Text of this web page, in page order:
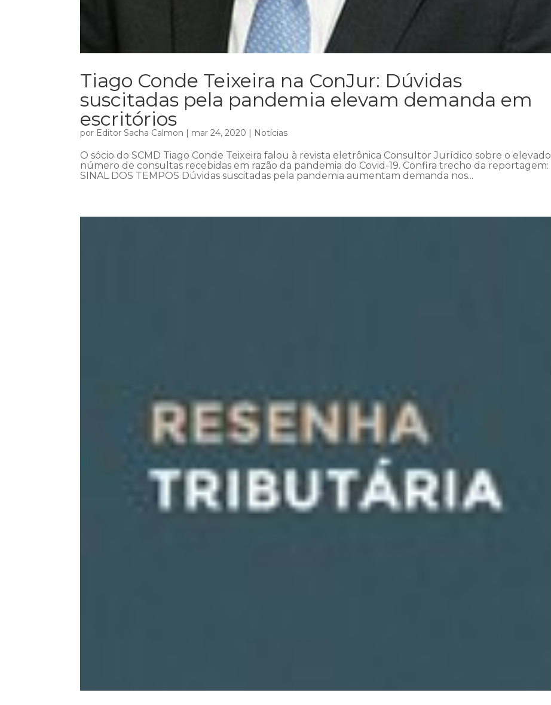
Tiago Conde Teixeira na ConJur: Dúvidas
suscitadas pela pandemia elevam demanda em
escritórios
por Editor Sacha Calmon | mar 24, 2020 | Notícias
O sócio do SCMD Tiago Conde Teixeira falou à revista eletrônica Consultor Jurídico sobre o elevado
número de consultas recebidas em razão da pandemia do Covid-19. Confira trecho da reportagem:
SINAL DOS TEMPOS Dúvidas suscitadas pela pandemia aumentam demanda nos...